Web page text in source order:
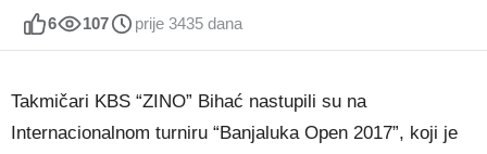
6 107 prije 3435 dana
Takmičari KBS “ZINO” Bihać nastupili su na
Internacionalnom turniru “Banjaluka Open 2017”, koji je